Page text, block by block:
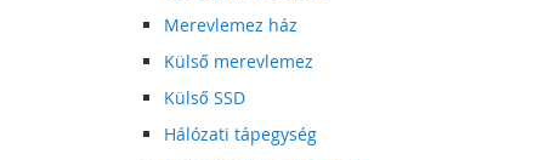
Merevlemez ház
Külső merevlemez
Külső SSD
Hálózati tápegység